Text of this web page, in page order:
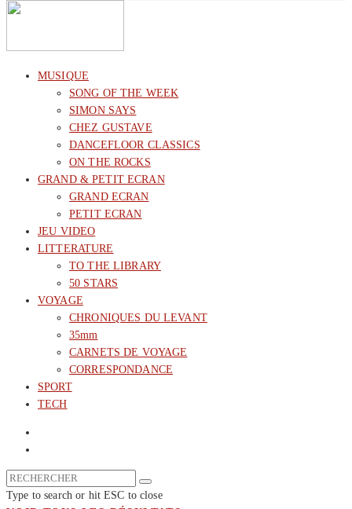
MUSIQUE
SONG OF THE WEEK
SIMON SAYS
CHEZ GUSTAVE
DANCEFLOOR CLASSICS
ON THE ROCKS
GRAND & PETIT ECRAN
GRAND ECRAN
PETIT ECRAN
JEU VIDEO
LITTERATURE
TO THE LIBRARY
50 STARS
VOYAGE
CHRONIQUES DU LEVANT
35mm
CARNETS DE VOYAGE
CORRESPONDANCE
SPORT
TECH
Type to search or hit ESC to close